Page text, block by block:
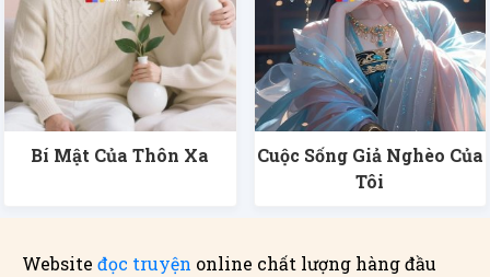
Bí Mật Của Thôn Xa
Cuộc Sống Giả Nghèo Của
Tôi
Website đọc truyện online chất lượng hàng đầu